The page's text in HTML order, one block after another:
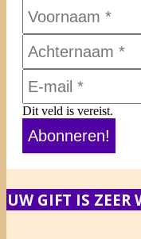
Dit veld is vereist.
UW GIFT IS ZEER